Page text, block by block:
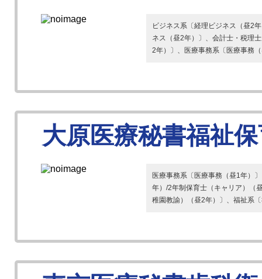
ビジネス系〔経理ビジネス（昼2
ネス（昼2年）〕、会計士・税理
2年）〕、医療事務系〔医療事務
大原医療秘書福祉
医療事務系〔医療事務（昼1年）
年）/2年制保育士（キャリア）（
稚園教諭）（昼2年）〕、福祉系